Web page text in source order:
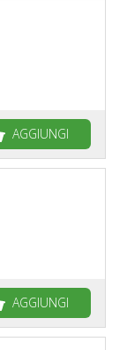
AGGIUNGI
AGGIUNGI